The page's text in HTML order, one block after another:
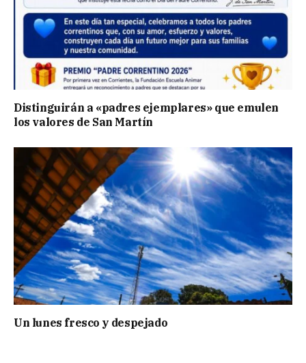
Distinguirán a «padres ejemplares» que emulen
los valores de San Martín
Un lunes fresco y despejado